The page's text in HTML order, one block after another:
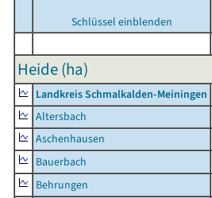
Schlüssel einblenden
Heide (ha)
Landkreis Schmalkalden-Meiningen
Altersbach
Aschenhausen
Bauerbach
Behrungen